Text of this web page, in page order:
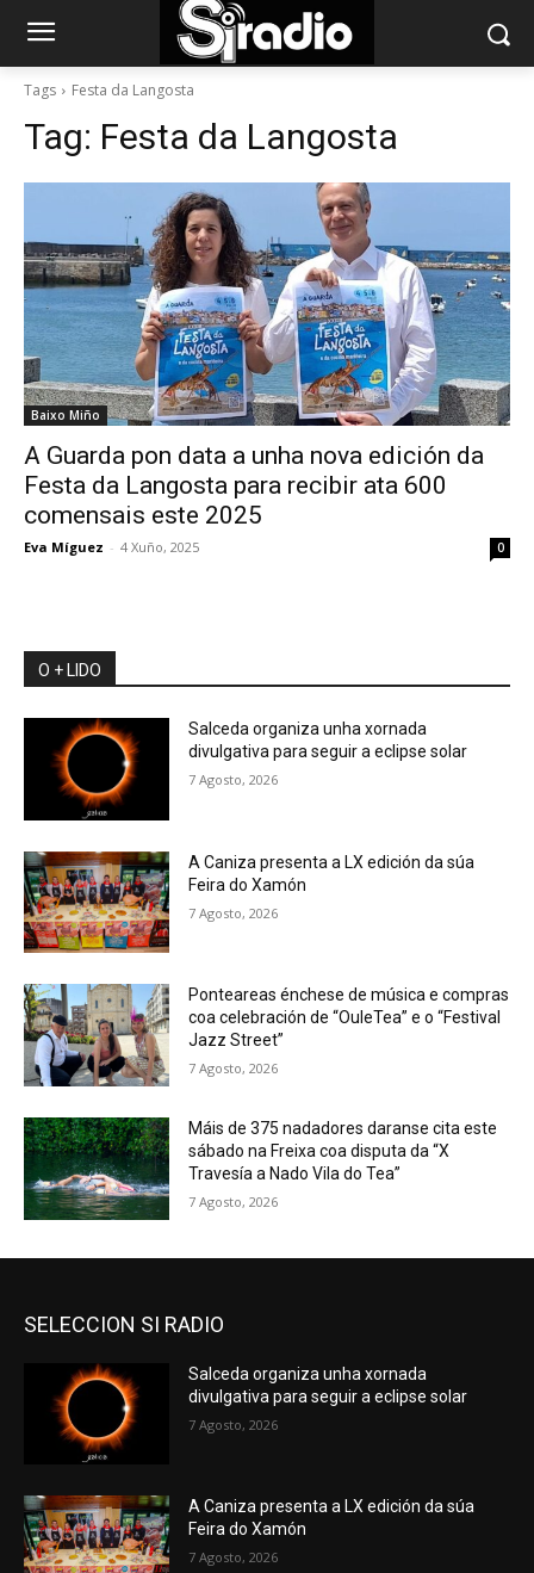
Tags Festa da Langosta
Tag: Festa da Langosta
Baixo Miño
A Guarda pon data a unha nova edición da
Festa da Langosta para recibir ata 600
comensais este 2025
Eva Míguez - 4 Xuño, 2025 0
O + LIDO
Salceda organiza unha xornada
divulgativa para seguir a eclipse solar
7 Agosto, 2026
A Caniza presenta a LX edición da súa
Feira do Xamón
7 Agosto, 2026
Ponteareas énchese de música e compras
coa celebración de “OuleTea” e o “Festival
Jazz Street”
7 Agosto, 2026
Máis de 375 nadadores daranse cita este
sábado na Freixa coa disputa da “X
Travesía a Nado Vila do Tea”
7 Agosto, 2026
SELECCION SI RADIO
Salceda organiza unha xornada
divulgativa para seguir a eclipse solar
7 Agosto, 2026
A Caniza presenta a LX edición da súa
Feira do Xamón
7 Agosto, 2026